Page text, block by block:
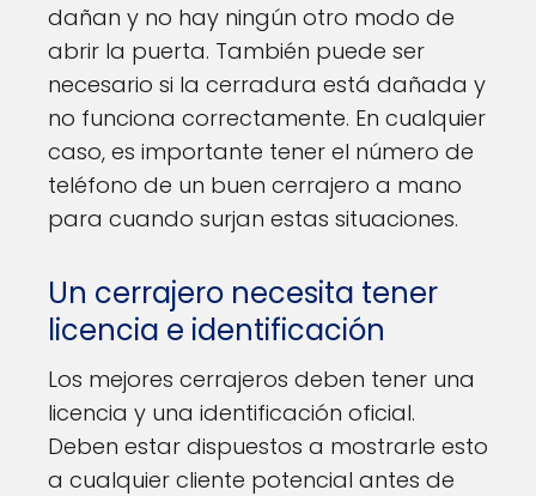
dañan y no hay ningún otro modo de
abrir la puerta. También puede ser
necesario si la cerradura está dañada y
no funciona correctamente. En cualquier
caso, es importante tener el número de
teléfono de un buen cerrajero a mano
para cuando surjan estas situaciones.
Un cerrajero necesita tener
licencia e identificación
Los mejores cerrajeros deben tener una
licencia y una identificación oficial.
Deben estar dispuestos a mostrarle esto
a cualquier cliente potencial antes de